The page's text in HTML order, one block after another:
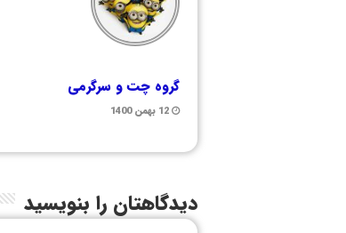
گروه چت و سرگرمی
12 بهمن 1400
دیدگاهتان را بنویسید